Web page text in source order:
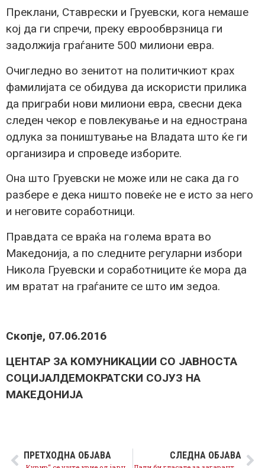
Преклани, Ставрески и Груевски, кога немаше
кој да ги спречи, преку еврообврзница ги
задолжија граѓаните 500 милиони евра.
Очигледно во зенитот на политичкиот крах
фамилијата се обидува да искористи прилика
да приграби нови милиони евра, свесни дека
следен чекор е повлекување и на еднострана
одлука за поништување на Владата што ќе ги
организира и спроведе изборите.
Она што Груевски не може или не сака да го
разбере е дека ништо повеќе не е исто за него
и неговите соработници.
Правдата се враќа на голема врата во
Македонија, а по следните регуларни избори
Никола Груевски и соработниците ќе мора да
им вратат на граѓаните се што им зедоа.
Скопје, 07.06.2016
ЦЕНТАР ЗА КОМУНИКАЦИИ СО ЈАВНОСТА
СОЦИЈАЛДЕМОКРАТСКИ СОЈУЗ НА
МАКЕДОНИЈА
ПРЕТХОДНА ОБЈАВА СЛЕДНА ОБЈАВА